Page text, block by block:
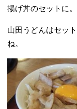
揚げ丼のセットに。
山田うどんはセッ
ね。